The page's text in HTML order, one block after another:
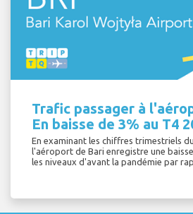
Trafic passager à
En baisse de 3% au T4
En examinant les chiffres trimestriels
l'aéroport de Bari enregistre une
les niveaux d'avant la pandémie par